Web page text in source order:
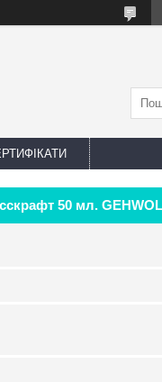
50 мл. GEHWOL